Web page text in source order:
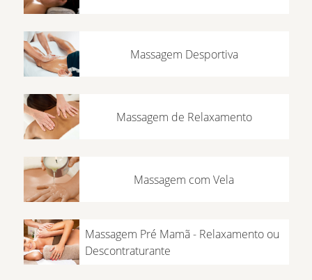
Massagem Desportiva
Massagem de Relaxamento
Massagem com Vela
Massagem Pré Mamã - Relaxamento ou
Descontraturante